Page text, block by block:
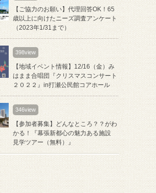
【ご協力のお願い】代理回答OK！65
歳以上に向けたニーズ調査アンケート
（2023年1/31まで）
398view
【地域イベント情報】12/16（金）み
はまま合唱団『クリスマスコンサート
２０２２』in打瀬公民館コアホール
346view
【参加者募集】どんなところ？？がわ
かる！『幕張新都心の魅力ある施設
見学ツアー（無料）』